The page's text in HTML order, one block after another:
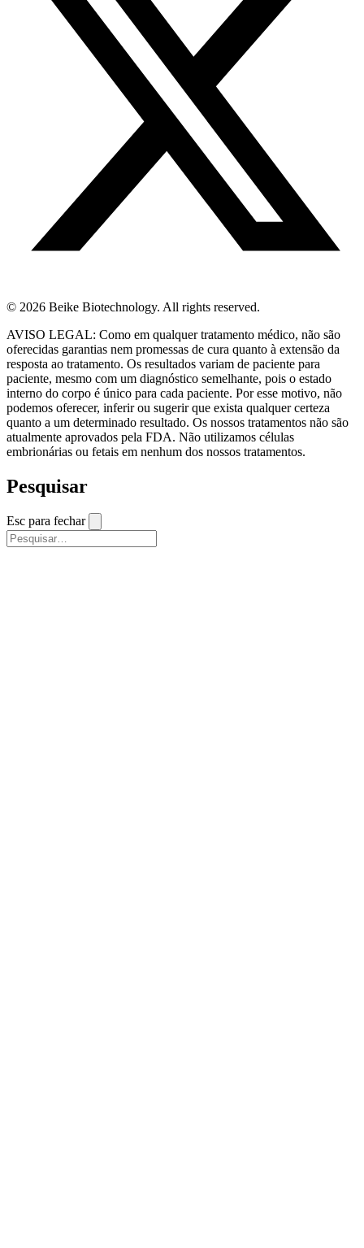
© 2026 Beike Biotechnology. All rights reserved.
AVISO LEGAL: Como em qualquer tratamento médico, não são
oferecidas garantias nem promessas de cura quanto à extensão da
resposta ao tratamento. Os resultados variam de paciente para
paciente, mesmo com um diagnóstico semelhante, pois o estado
interno do corpo é único para cada paciente. Por esse motivo, não
podemos oferecer, inferir ou sugerir que exista qualquer certeza
quanto a um determinado resultado. Os nossos tratamentos não são
atualmente aprovados pela FDA. Não utilizamos células
embrionárias ou fetais em nenhum dos nossos tratamentos.
Pesquisar
Esc para fechar